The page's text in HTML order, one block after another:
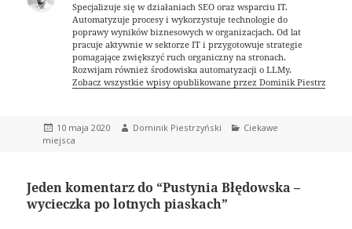
Specjalizuje się w działaniach SEO oraz wsparciu IT.
Automatyzuje procesy i wykorzystuje technologie do
poprawy wyników biznesowych w organizacjach. Od lat
pracuje aktywnie w sektorze IT i przygotowuje strategie
pomagające zwiększyć ruch organiczny na stronach.
Rozwijam również środowiska automatyzacji o LLMy.
Zobacz wszystkie wpisy opublikowane przez Dominik Piestrzyński
Data
publikacji
10 maja 2020 Autor
Dominik Piestrzyński Kategorie
Ciekawe
miejsca
Jeden komentarz do “Pustynia Błędowska –
wycieczka po lotnych piaskach”